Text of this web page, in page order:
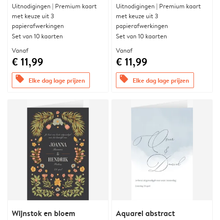
Uitnodigingen | Premium kaart
met keuze uit 3
papierafwerkingen
Set van 10 kaarten
Vanaf
€ 11,99
offers Elke dag lage prijzen
Uitnodigingen | Premium kaart
met keuze uit 3
papierafwerkingen
Set van 10 kaarten
Vanaf
€ 11,99
offers Elke dag lage prijzen
Wijnstok en bloem Aquarel abstract